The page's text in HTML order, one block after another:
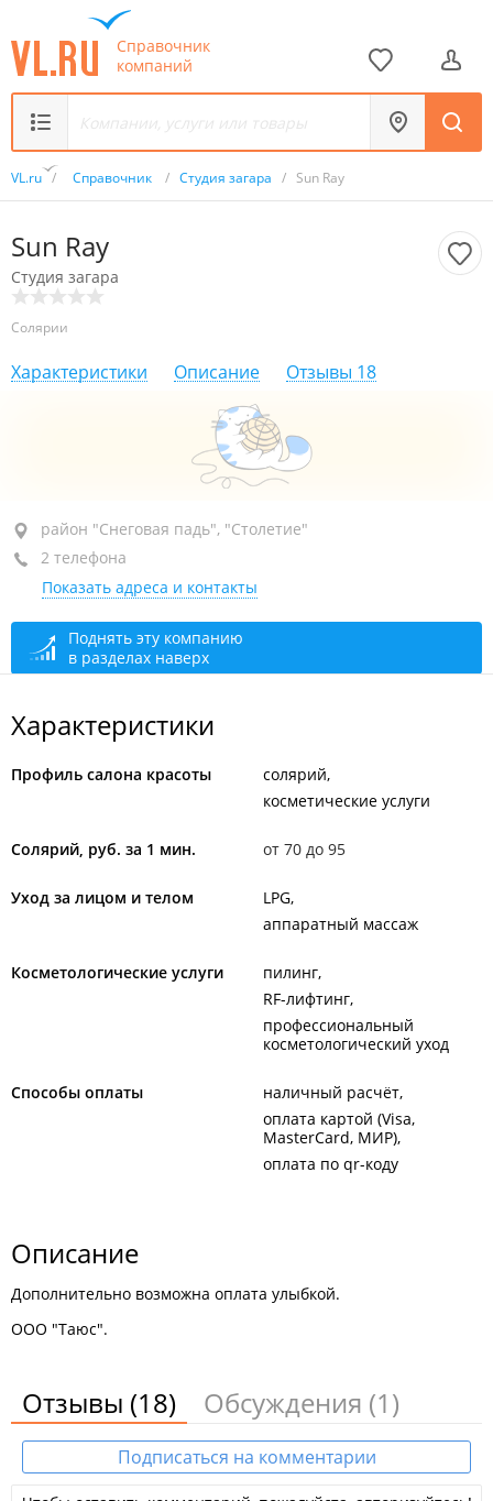
Справочник
компаний
VL.ru / Справочник / Студия загара / Sun Ray
Sun Ray
Студия загара
Солярии
Характеристики Описание Отзывы 18
район "Снеговая падь", ул. Адмирала Горшкова, 24
+7 991 497-89-01
открыто: 10:00–22:00
район "Снеговая падь", "Столетие"
2 телефона
Показать адреса и контакты
Поднять эту компанию
в разделах наверх
Характеристики
Профиль салона красоты
солярий
косметические услуги
Солярий, руб. за 1 мин. от 70 до 95
Уход за лицом и телом
LPG
аппаратный массаж
Косметологические услуги
пилинг
RF-лифтинг
профессиональный
косметологический уход
Способы оплаты
наличный расчёт
оплата картой (Visa,
MasterCard, МИР)
оплата по qr-коду
Описание
Дополнительно возможна оплата улыбкой.
ООО "Таюс".
Отзывы (18) Обсуждения (1)
Подписаться на комментарии